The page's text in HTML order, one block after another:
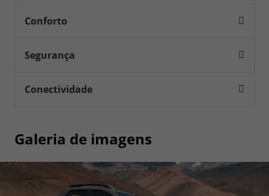
Conforto
Segurança
Conectividade
Galeria de imagens